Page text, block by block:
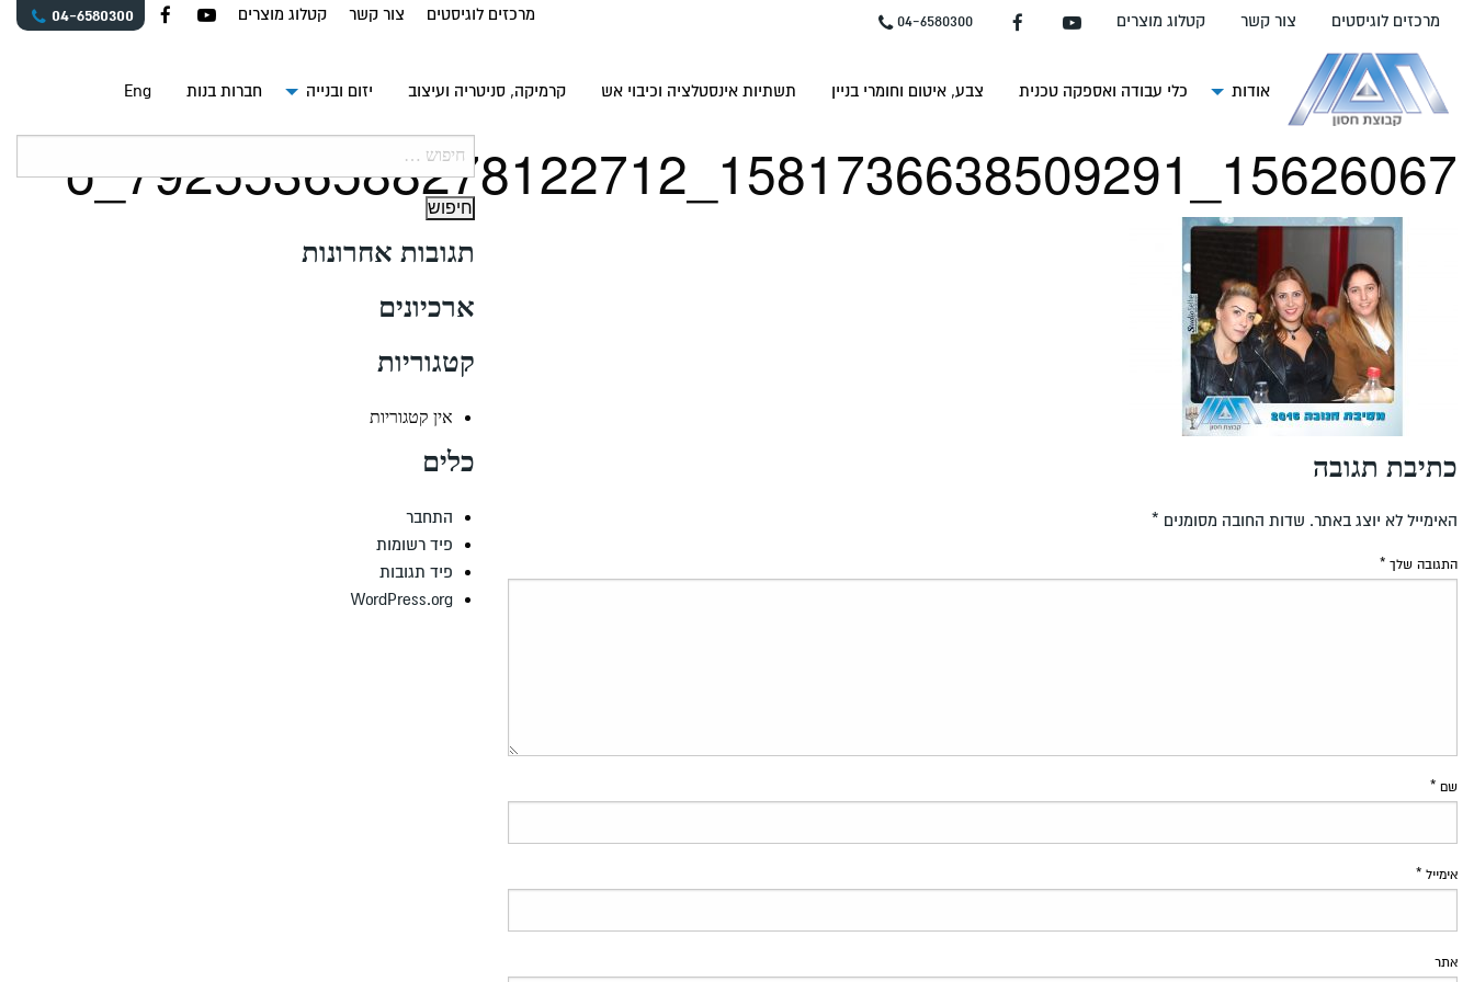
העמוד
מרכזים לוגיסטים צור קשר קטלוג מוצרים 04-6580300 מרכזים לוגיסטים צור קשר קטלוג מוצרים 04-6580300
אודות כלי עבודה ואספקה טכנית צבע, איטום וחומרי בניין תשתיות אינסטלציה וכיבוי אש קרמיקה, סניטריה ועיצוב יזום ובנייה חברות בנות Eng
15626067_1581736638509291_7925536588278122712_o
כתיבת תגובה
האימייל לא יוצג באתר. שדות החובה מסומנים *
התגובה שלך *
שם *
אימייל *
אתר
תגובות אחרונות
ארכיונים
קטגוריות
אין קטגוריות
כלים
התחבר
פיד רשומות
פיד תגובות
WordPress.org